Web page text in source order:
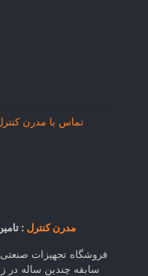
تماس با مدرن
مدرن کنترل :
فروشگاه تجهیزات
سابقه چندین ساله در